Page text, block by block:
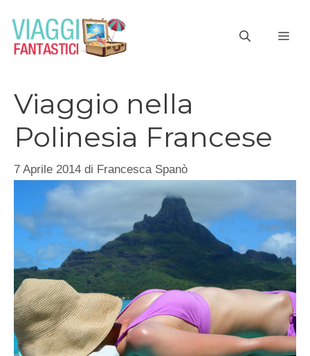
contenuto
Viaggio nella
Polinesia Francese
7 Aprile 2014 di Francesca Spanò